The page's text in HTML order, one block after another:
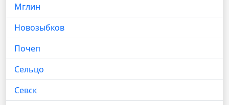
Мглин
Новозыбков
Почеп
Сельцо
Севск